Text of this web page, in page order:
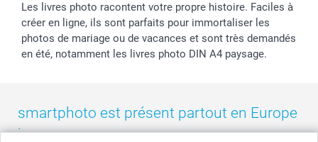
Les livres photo racontent votre propre histoire. Faciles à
créer en ligne, ils sont parfaits pour immortaliser les
photos de mariage ou de vacances et sont très demandés
en été, notamment les livres photo DIN A4 paysage.
smartphoto est présent partout en Europe
: